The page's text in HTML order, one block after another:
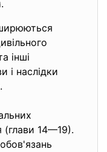
інші
і наслідки
(глави 14—19).